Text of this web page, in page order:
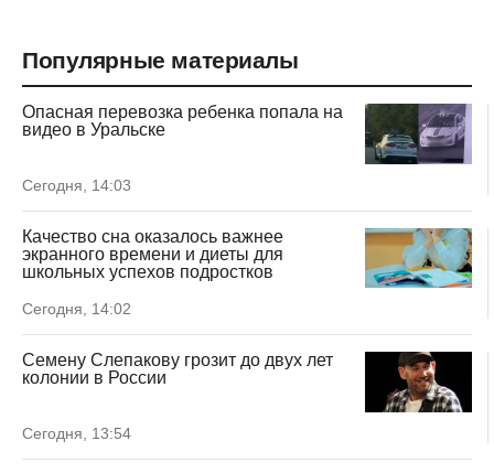
Популярные материалы
Опасная перевозка ребенка попала на
видео в Уральске
Сегодня, 14:03
Качество сна оказалось важнее
экранного времени и диеты для
школьных успехов подростков
Сегодня, 14:02
Семену Слепакову грозит до двух лет
колонии в России
Сегодня, 13:54